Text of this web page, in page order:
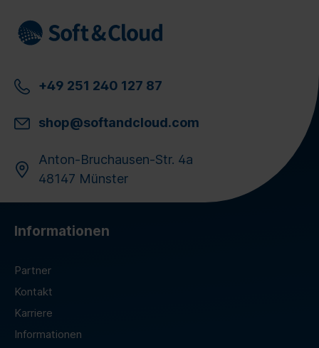
+49 251 240 127 87
shop@softandcloud.com
Anton-Bruchausen-Str. 4a
48147 Münster
Informationen
Partner
Kontakt
Karriere
Informationen